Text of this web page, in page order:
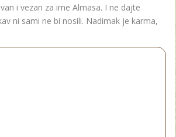
i vezan za ime Almasa. I ne dajte
ni sami ne bi nosili. Nadimak je karma,